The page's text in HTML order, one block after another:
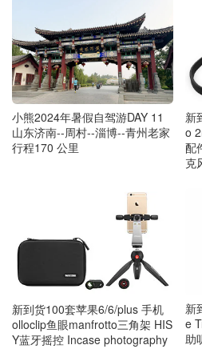
小熊2024年暑假自驾游DAY 11
山东济南--周村--淄博--青州老家
行程170 公里
新
o
配
克
新到货100套苹果6/6/plus 手机
olloclip鱼眼manfrotto三角架 HIS
Y蓝牙摇控 Incase photography
新
e
助